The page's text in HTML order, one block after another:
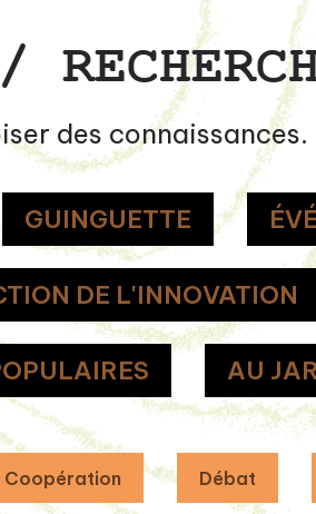
des connaissances.
GUINGUETTE
DE L'INNOVATION
AU
Coopération Débat